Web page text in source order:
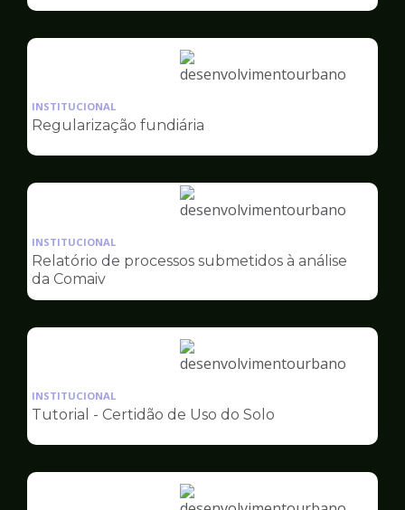
Ilustração
pagina
Desenvolvimento
Urbano
INSTITUCIONAL
Regularização fundiária
Ilustração
pagina
Desenvolvimento
INSTITUCIONAL
Relatório de processos submetidos à análise
da Comaiv
Ilustração
pagina
Desenvolvimento
Urbano
INSTITUCIONAL
Tutorial - Certidão de Uso do Solo